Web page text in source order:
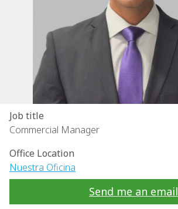
Job title
Commercial Manager
Office Location
Nuestra Oficina
Send me an email